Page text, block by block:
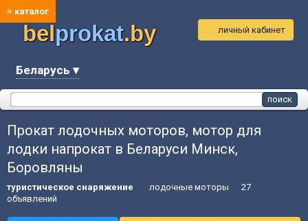
≡ каталог
belprokat.by
Беларусь ▾
личный кабинет
Прокат лодочных моторов, мотор для
лодки напрокат в Беларуси Минск,
Боровляны
туристическое снаряжение лодочные моторы
27
объявлений